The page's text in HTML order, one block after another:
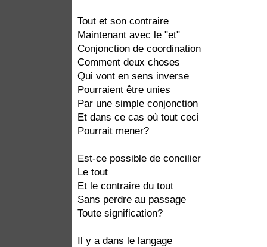
Tout et son contraire
Maintenant avec le "et"
Conjonction de coordination
Comment deux choses
Qui vont en sens inverse
Pourraient être unies
Par une simple conjonction
Et dans ce cas où tout ceci
Pourrait mener?
Est-ce possible de concilier
Le tout
Et le contraire du tout
Sans perdre au passage
Toute signification?
Il y a dans le langage